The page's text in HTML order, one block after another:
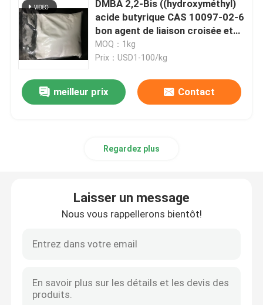
Produits chimiques spéciaux
DMBA 2,2-Bis ((hydroxyméthyl)
acide butyrique CAS 10097-02-6
bon agent de liaison croisée et
hydrophile ou utilisé pour
produire un système à haute
MOQ：1kg
Prix：USD1-100/kg
meilleur prix Contact
Regardez plus
Laisser un message
Nous vous rappellerons bientôt!